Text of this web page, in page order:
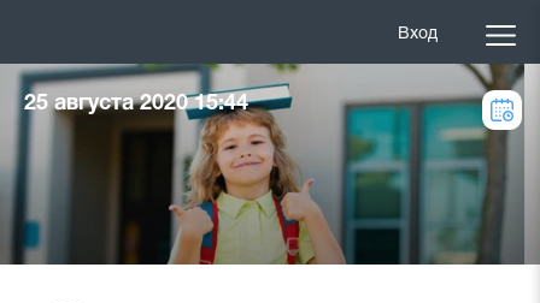
Вход
25 августа 2020 15:44